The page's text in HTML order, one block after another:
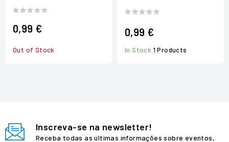
0,99 €
Out of Stock
0,99 €
In Stock 1 Products
Inscreva-se na newsletter!
Receba todas as últimas informações sobre eventos,